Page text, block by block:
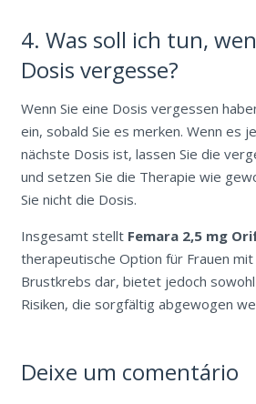
4. Was soll ich tun,
Dosis vergesse?
Wenn Sie eine Dosis vergessen
ein, sobald Sie es merken. Wenn es
nächste Dosis ist, lassen Sie die
und setzen Sie die Therapie wie
Sie nicht die Dosis.
Insgesamt stellt Femara 2,5 mg
therapeutische Option für Frauen
Brustkrebs dar, bietet jedoch sowohl
Risiken, die sorgfältig abgewogen
Deixe um comentário